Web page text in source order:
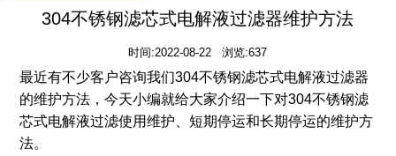
304不锈钢滤芯式电解液过滤器维护方法
时间:2022-08-22 浏览:637
最近有不少客户咨询我们304不锈钢滤芯式电解液过滤器
的维护方法，今天小编就给大家介绍一下对304不锈钢滤
芯式电解液过滤使用维护、短期停运和长期停运的维护方
法。